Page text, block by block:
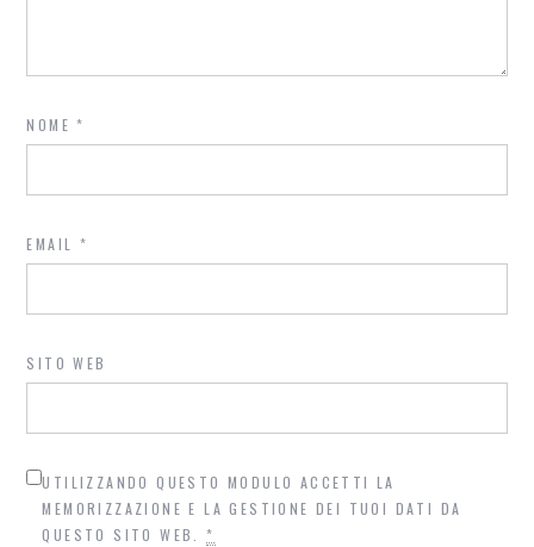
NOME*
EMAIL *
SITO WEB
UTILIZZANDO QUESTO MODULO ACCETTI LA
MEMORIZZAZIONE E LA GESTIONE DEI TUOI DATI DA
QUESTO SITO WEB.*